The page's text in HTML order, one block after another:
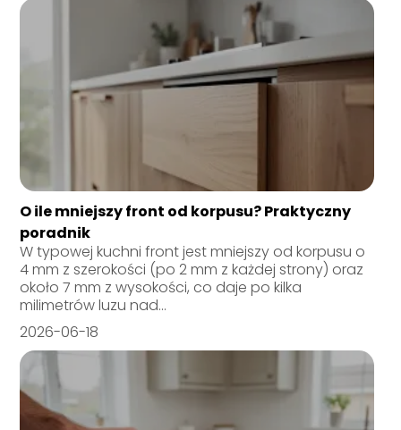
O ile mniejszy front od korpusu? Praktyczny
poradnik
W typowej kuchni front jest mniejszy od korpusu o
4 mm z szerokości (po 2 mm z każdej strony) oraz
około 7 mm z wysokości, co daje po kilka
milimetrów luzu nad...
2026-06-18